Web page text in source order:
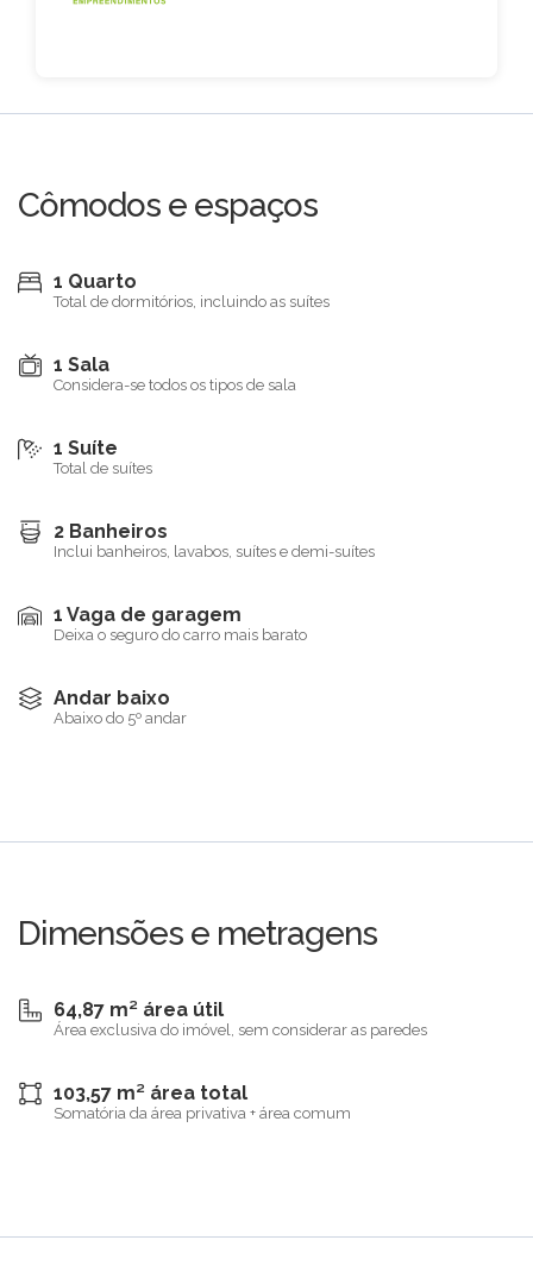
Cômodos e espaços
1 Quarto
Total de dormitórios, incluindo as suítes
1 Sala
Considera-se todos os tipos de sala
1 Suíte
Total de suítes
2 Banheiros
Inclui banheiros, lavabos, suítes e demi-suítes
1 Vaga de garagem
Deixa o seguro do carro mais barato
Andar baixo
Abaixo do 5º andar
Dimensões e metragens
64,87 m² área útil
Área exclusiva do imóvel, sem considerar as paredes
103,57 m² área total
Somatória da área privativa + área comum